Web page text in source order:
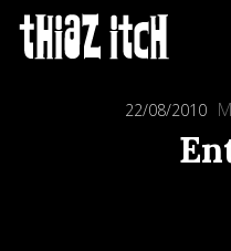
22/08/2010